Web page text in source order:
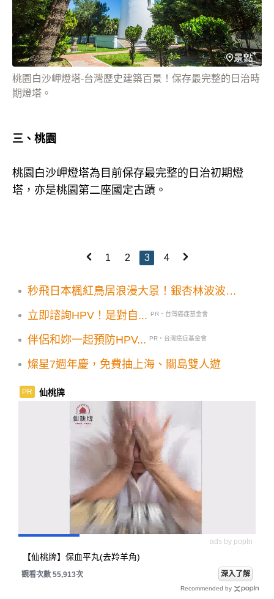
桃園白沙岬燈塔-台灣歷史建築百景！保存最完整的日治時
期燈塔。
三、桃園
桃園白沙岬燈塔為目前保存最完整的日治初期燈
塔，亦是桃園第二座國定古蹟。
1 2 3 4
秒飛日本楓紅鳥居浪漫大景！銀杏林波波草
立即諮詢HPV！是對自...
PR・台灣癌症基金會
伴侶和妳一起預防HPV... PR・台灣癌症基金會
燦星7週年慶，免費抽上海、關島雙人遊
PR 仙桃牌
ads by popIn
【仙桃牌】保血平丸(去羚羊角)
觀看次數 55,913次 深入了解
Recommended by